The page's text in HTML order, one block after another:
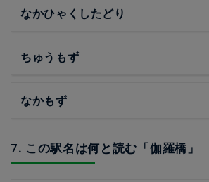
なかひゃくしたどり
ちゅうもず
なかもず
7. この駅名は何と読む「伽羅橋」